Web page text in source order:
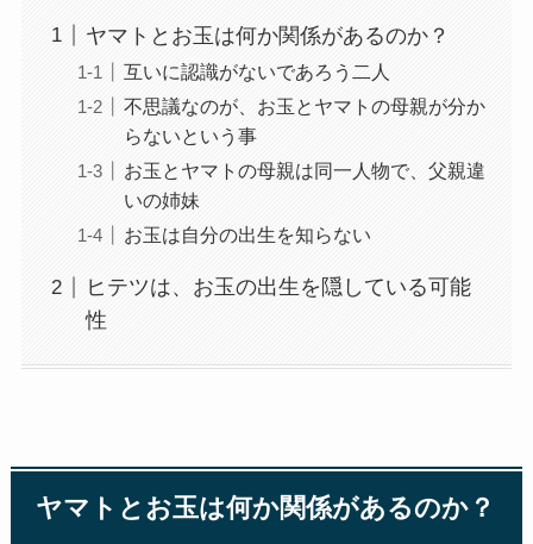
ヤマトとお玉は何か関係があるのか？
互いに認識がないであろう二人
不思議なのが、お玉とヤマトの母親が分か
らないという事
お玉とヤマトの母親は同一人物で、父親違
いの姉妹
お玉は自分の出生を知らない
ヒテツは、お玉の出生を隠している可能
性
ヤマトとお玉は何か関係があるのか？